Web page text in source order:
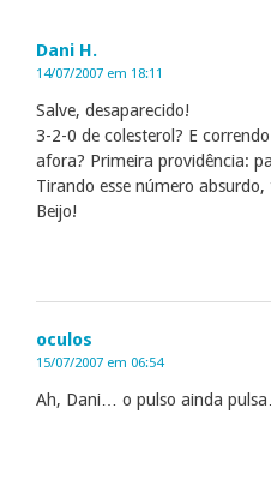
Dani H.
14/07/2007 em 18:11
Salve, desaparecido!
3-2-0 de colesterol? E
afora? Primeira providência:
Tirando esse número absurdo,
Beijo!
oculos
15/07/2007 em 06:54
Ah, Dani… o pulso ainda